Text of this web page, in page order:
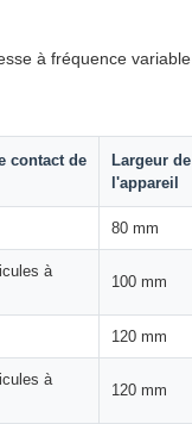
à fréquence variable
contact de
Largeur de
l'appareil
80 mm
à
100 mm
120 mm
à
120 mm